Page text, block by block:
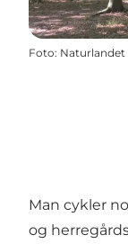
Foto: Naturlandet
Man cykler
og